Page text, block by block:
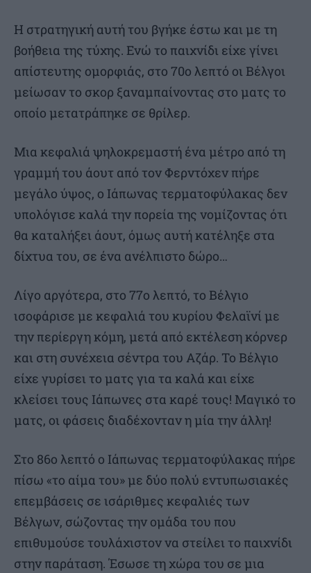
Η στρατηγική αυτή του βγήκε έστω και με τη
βοήθεια της τύχης. Ενώ το παιχνίδι είχε γίνει
απίστευτης ομορφιάς, στο 70ο λεπτό οι Βέλγοι
μείωσαν το σκορ ξαναμπαίνοντας στο ματς το
οποίο μετατράπηκε σε θρίλερ.
Μια κεφαλιά ψηλοκρεμαστή ένα μέτρο από τη
γραμμή του άουτ από τον Φερντόχεν πήρε
μεγάλο ύψος, ο Ιάπωνας τερματοφύλακας δεν
υπολόγισε καλά την πορεία της νομίζοντας ότι
θα καταλήξει άουτ, όμως αυτή κατέληξε στα
δίχτυα του, σε ένα ανέλπιστο δώρο…
Λίγο αργότερα, στο 77ο λεπτό, το Βέλγιο
ισοφάρισε με κεφαλιά του κυρίου Φελαϊνί με
την περίεργη κόμη, μετά από εκτέλεση κόρνερ
και στη συνέχεια σέντρα του Αζάρ. Το Βέλγιο
είχε γυρίσει το ματς για τα καλά και είχε
κλείσει τους Ιάπωνες στα καρέ τους! Μαγικό το
ματς, οι φάσεις διαδέχονταν η μία την άλλη!
Στο 86ο λεπτό ο Ιάπωνας τερματοφύλακας πήρε
πίσω «το αίμα του» με δύο πολύ εντυπωσιακές
επεμβάσεις σε ισάριθμες κεφαλιές των
Βέλγων, σώζοντας την ομάδα του που
επιθυμούσε τουλάχιστον να στείλει το παιχνίδι
στην παράταση. Έσωσε τη χώρα του σε μια